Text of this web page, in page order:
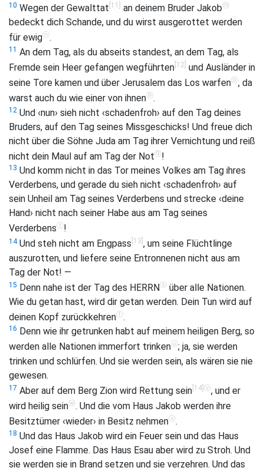
10 Wegen der Gewalttat [11] an deinem Bruder Jakobⓜ
bedeckt dich Schande, und du wirst ausgerottet werden
für ewigⓝ.
11 An dem Tag, als du abseits standest, an dem Tag, als
Fremde sein Heer gefangen wegführten [12] und Ausländer in
seine Tore kamen und über Jerusalem das Los warfenⓞ, da
warst auch du wie einer von ihnenⓟ.
12 Und ‹nun› sieh nicht ‹schadenfroh› auf den Tag deines
Bruders, auf den Tag seines Missgeschicks! Und freue dich
nicht über die Söhne Juda am Tag ihrer Vernichtung und reiß
nicht dein Maul auf am Tag der Notⓠ!
13 Und komm nicht in das Tor meines Volkes am Tag ihres
Verderbens, und gerade du sieh nicht ‹schadenfroh› auf
sein Unheil am Tag seines Verderbens und strecke ‹deine
Hand› nicht nach seiner Habe aus am Tag seines
Verderbensⓡ!
14Und steh nicht am Engpass [13] , um seine Flüchtlinge
auszurotten, und liefere seine Entronnenen nicht aus am
Tag der Not! —
15 Denn nahe ist der Tag des HERRNⓢ über alle Nationen.
Wie du getan hast, wird dir getan werden. Dein Tun wird auf
deinen Kopf zurückkehrenⓣ.
16 Denn wie ihr getrunken habt auf meinem heiligen Berg, so
werden alle Nationen immerfort trinkenⓤ; ja, sie werden
trinken und schlürfen. Und sie werden sein, als wären sie nie
gewesen.
17 Aber auf dem Berg Zion wird Rettung sein [14] ⓥ, und er
wird heilig seinⓦ. Und die vom Haus Jakob werden ihre
Besitztümer ‹wieder› in Besitz nehmenⓧ.
18 Und das Haus Jakob wird ein Feuer sein und das Haus
Josef eine Flamme. Das Haus Esau aber wird zu Stroh. Und
sie werden sie in Brand setzen und sie verzehren. Und das